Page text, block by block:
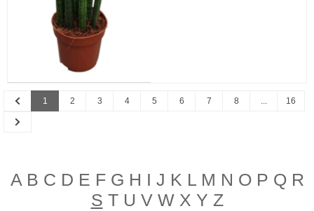
Previous
1 2 3 4 5 6 7 8 ... 16
Next
A B C D E F G H I J K L M N O P Q R
S T U V W X Y Z